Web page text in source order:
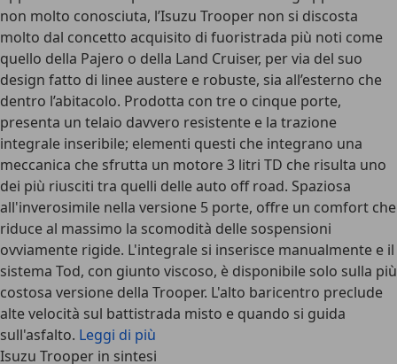
non molto conosciuta, l’Isuzu Trooper non si discosta
molto dal concetto acquisito di fuoristrada più noti come
quello della Pajero o della Land Cruiser, per via del suo
design fatto di linee austere e robuste, sia all’esterno che
dentro l’abitacolo. Prodotta con tre o cinque porte,
presenta un telaio davvero resistente e la trazione
integrale inseribile; elementi questi che integrano una
meccanica che sfrutta un motore 3 litri TD che risulta uno
dei più riusciti tra quelli delle auto off road. Spaziosa
all'inverosimile nella versione 5 porte, offre un comfort che
riduce al massimo la scomodità delle sospensioni
ovviamente rigide. L'integrale si inserisce manualmente e il
sistema Tod, con giunto viscoso, è disponibile solo sulla più
costosa versione della Trooper. L'alto baricentro preclude
alte velocità sul battistrada misto e quando si guida
sull'asfalto. Leggi di più
Isuzu Trooper in sintesi